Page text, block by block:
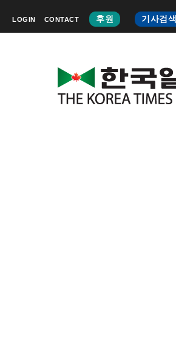
LOGIN CONTACT 후원 기사검색